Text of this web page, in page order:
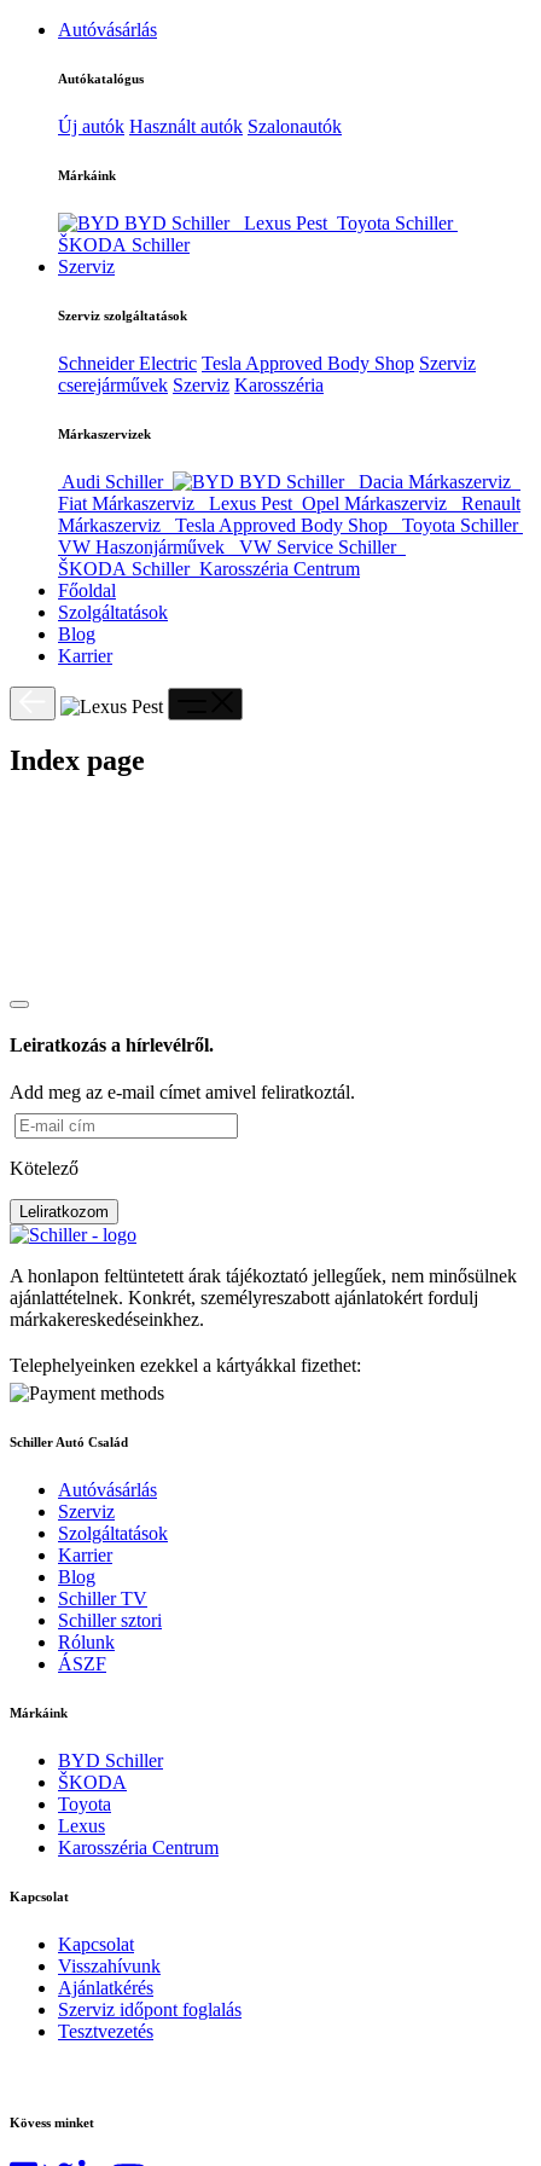
Autóvásárlás
Autókatalógus
Új autók Használt autók Szalonautók
Márkáink
BYD Schiller Lexus Pest Toyota Schiller
ŠKODA Schiller
Szerviz
Szerviz szolgáltatások
Schneider Electric Tesla Approved Body Shop Szerviz
cserejárművek Szerviz Karosszéria
Márkaszervizek
Audi Schiller BYD Schiller
Dacia Márkaszerviz
Fiat Márkaszerviz
Lexus Pest Opel Márkaszerviz
Renault
Márkaszerviz
Tesla Approved Body Shop
Toyota Schiller
VW Haszonjárművek
VW Service Schiller
ŠKODA Schiller Karosszéria Centrum
Főoldal
Szolgáltatások
Blog
Karrier
Index page
Leiratkozás a hírlevélről.
Add meg az e-mail címet amivel feliratkoztál.
Kötelező
Leliratkozom
A honlapon feltüntetett árak tájékoztató jellegűek, nem minősülnek
ajánlattételnek. Konkrét, személyreszabott ajánlatokért fordulj
márkakereskedéseinkhez.
Telephelyeinken ezekkel a kártyákkal fizethet:
Schiller Autó Család
Autóvásárlás
Szerviz
Szolgáltatások
Karrier
Blog
Schiller TV
Schiller sztori
Rólunk
ÁSZF
Márkáink
BYD Schiller
ŠKODA
Toyota
Lexus
Karosszéria Centrum
Kapcsolat
Kapcsolat
Visszahívunk
Ajánlatkérés
Szerviz időpont foglalás
Tesztvezetés
Kövess minket